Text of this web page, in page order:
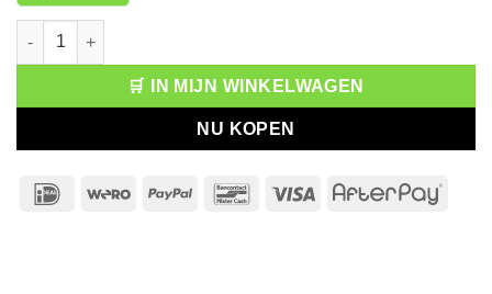
Adopt Eau de Parfum Fleur de Vanille aantal
🛒 IN MIJN WINKELWAGEN
NU KOPEN
IDeal Wero PayPal Bancontact
Visa